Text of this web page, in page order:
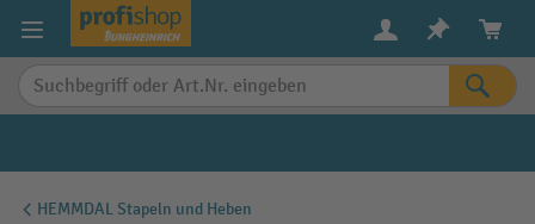
springen
HEMMDAL Stapeln und Heben